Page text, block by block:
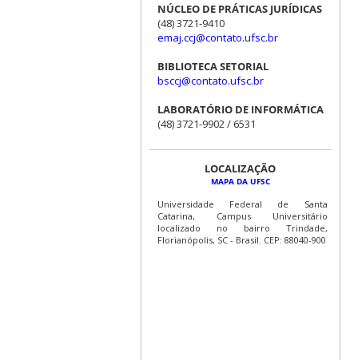
NÚCLEO DE PRÁTICAS JURÍDICAS
(48) 3721-9410
emaj.ccj@contato.ufsc.br
BIBLIOTECA SETORIAL
bsccj@contato.ufsc.br
LABORATÓRIO DE INFORMÁTICA
(48) 3721-9902 / 6531
LOCALIZAÇÃO
MAPA DA UFSC
Universidade Federal de Santa
Catarina, Campus Universitário
localizado no bairro Trindade,
Florianópolis, SC - Brasil. CEP: 88040-900